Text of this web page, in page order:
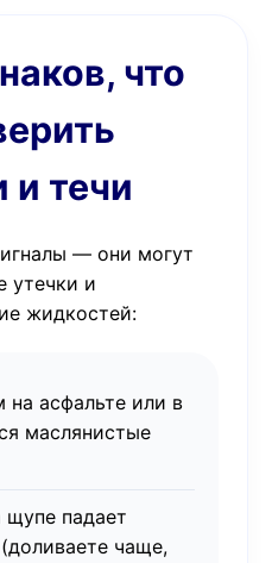
что
и течи
— они могут
утечки и
жидкостей:
асфальте или в
маслянистые
щупе падает
чаще,